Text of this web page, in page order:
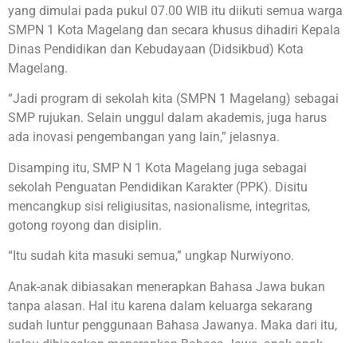
yang dimulai pada pukul 07.00 WIB itu diikuti semua warga
SMPN 1 Kota Magelang dan secara khusus dihadiri Kepala
Dinas Pendidikan dan Kebudayaan (Didsikbud) Kota
Magelang.
“Jadi program di sekolah kita (SMPN 1 Magelang) sebagai
SMP rujukan. Selain unggul dalam akademis, juga harus
ada inovasi pengembangan yang lain,” jelasnya.
Disamping itu, SMP N 1 Kota Magelang juga sebagai
sekolah Penguatan Pendidikan Karakter (PPK). Disitu
mencangkup sisi religiusitas, nasionalisme, integritas,
gotong royong dan disiplin.
“Itu sudah kita masuki semua,” ungkap Nurwiyono.
Anak-anak dibiasakan menerapkan Bahasa Jawa bukan
tanpa alasan. Hal itu karena dalam keluarga sekarang
sudah luntur penggunaan Bahasa Jawanya. Maka dari itu,